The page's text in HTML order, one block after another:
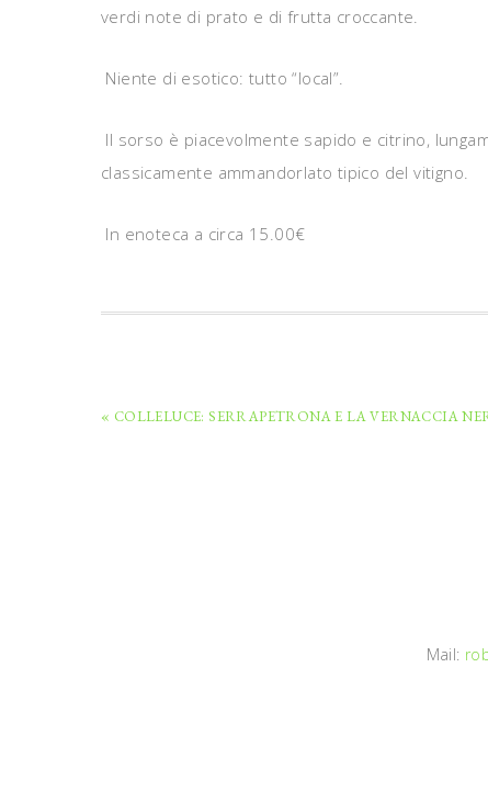
verdi note di prato e di frutta croccante.
Niente di esotico: tutto “local”.
Il sorso è piacevolmente sapido e citrino,
classicamente ammandorlato tipico del vitigno.
In enoteca a circa 15.00€
« COLLELUCE: SERRAPETRONA E LA VERNACCIA
Mail: